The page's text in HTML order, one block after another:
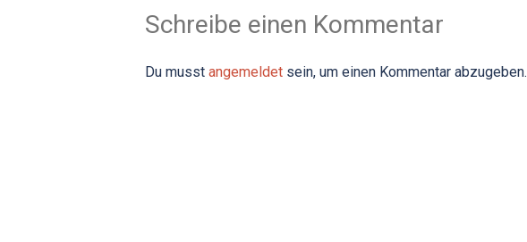
Schreibe einen Kommentar
Du musst angemeldet sein, um einen Kommentar abzugeben.